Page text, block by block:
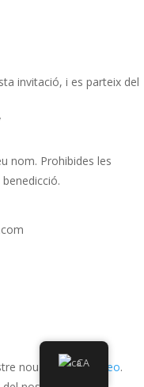
invitació, i es parteix del
nom. Prohibides les
nou canal deVimeo.
CA